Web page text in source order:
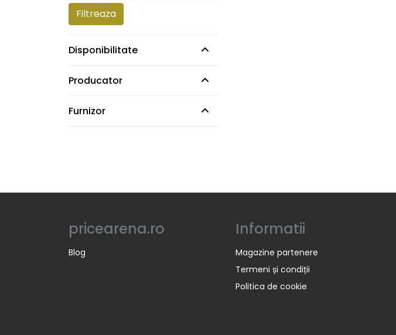
Filtreaza
Disponibilitate
Producator
Furnizor
pricearena.ro
Blog
Informatii
Magazine partenere
Termeni și condiții
Politica de cookie